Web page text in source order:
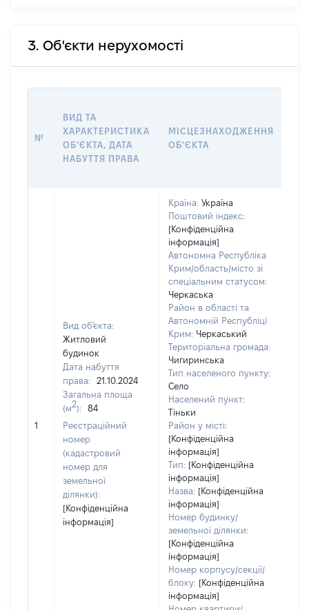
3. Об'єкти нерухомості
№
ВИД ТА
ХАРАКТЕРИСТИКА
ОБʼЄКТА, ДАТА
НАБУТТЯ ПРАВА
МІСЦЕЗНАХОДЖЕННЯ
ОБʼЄКТА
1
Вид об'єкта:
Житловий
будинок
Дата набуття
права:
21.10.2024
Загальна площа
(м2):
84
Реєстраційний
номер
(кадастровий
номер для
земельної
ділянки):
[Конфіденційна
інформація]
Країна: Україна
Поштовий індекс:
[Конфіденційна
інформація]
Автономна Республіка
Крим/область/місто зі
спеціальним статусом:
Черкаська
Район в області та
Автономній Республіці
Крим: Черкаський
Територіальна громада:
Чигиринська
Тип населеного пункту:
Село
Населений пункт:
Тіньки
Район у місті:
[Конфіденційна
інформація]
Тип: [Конфіденційна
інформація]
Назва: [Конфіденційна
інформація]
Номер будинку/
земельної ділянки:
[Конфіденційна
інформація]
Номер корпусу/секції/
блоку: [Конфіденційна
інформація]